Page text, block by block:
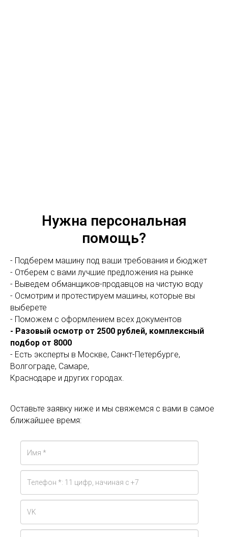
Нужна персональная
помощь?
- Подберем машину под ваши требования и бюджет
- Отберем с вами лучшие предложения на рынке
- Выведем обманщиков-продавцов на чистую воду
- Осмотрим и протестируем машины, которые вы
выберете
- Поможем с оформлением всех документов
- Разовый осмотр от 2500 рублей, комплексный
подбор от 8000
- Есть эксперты в Москве, Санкт-Петербурге,
Волгограде, Самаре,
Краснодаре и других городах.
Оставьте заявку ниже и мы свяжемся с вами в самое
ближайшее время: